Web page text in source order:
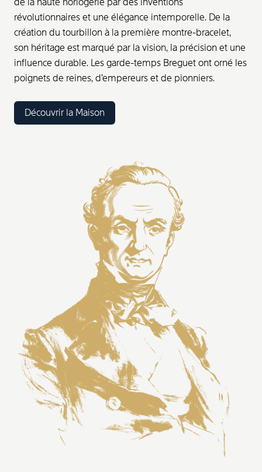
révolutionnaires et une élégance intemporelle. De la
création du tourbillon à la première montre-bracelet,
son héritage est marqué par la vision, la précision et une
influence durable. Les garde-temps Breguet ont orné les
poignets de reines, d’empereurs et de pionniers.
Découvrir la Maison